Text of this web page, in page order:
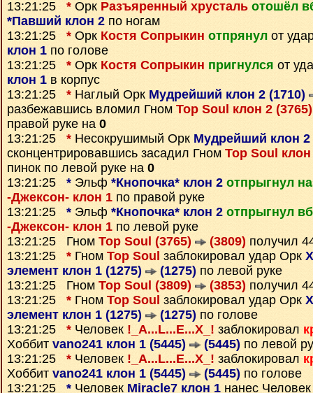
13:21:25 * Орк Разъяренный хрусталь отошёл
*Павший клон 2 по ногам
13:21:25 * Орк Костя Сопрыкин отпрянул от
клон 1 по голове
13:21:25 * Орк Костя Сопрыкин пригнулся от
клон 1 в корпус
13:21:25 * Наглый Орк Мудрейший клон 2 (1710)
разбежавшись вломил Гном Top Soul клон 2
правой руке на 0
13:21:25 * Несокрушимый Орк Мудрейший клон 2
сконцентрировавшись засадил Гном Top Soul
пинок по левой руке на 0
13:21:25 * Эльф *Кнопочка* клон 2 отпрыгнул
-Джексон- клон 1 по правой руке
13:21:25 * Эльф *Кнопочка* клон 2 отпрыгнул
-Джексон- клон 1 по левой руке
13:21:25 Гном Top Soul (3765) (3809) получил
13:21:25 * Гном Top Soul заблокировал удар Орк
элемент клон 1 (1275)
(1275) по левой руке
13:21:25 Гном Top Soul (3809) (3853) получил
13:21:25 * Гном Top Soul заблокировал удар Орк
элемент клон 1 (1275)
(1275) по голове
13:21:25 * Человек !_A...L...E...X_! заблокировал
Хоббит vano241 клон 1 (5445) (5445) по левой
13:21:25 * Человек !_A...L...E...X_! заблокировал
Хоббит vano241 клон 1 (5445) (5445) по голове
13:21:25 * Человек Miracle7 клон 1 нанес